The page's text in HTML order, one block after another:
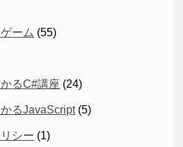
ーム (55)
るC#講座 (24)
るJavaScript(5)
シー (1)